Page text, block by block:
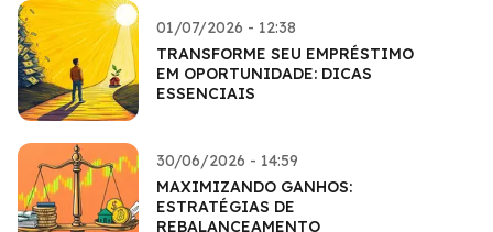
01/07/2026 - 12:38
TRANSFORME SEU EMPRÉSTIMO
EM OPORTUNIDADE: DICAS
ESSENCIAIS
30/06/2026 - 14:59
MAXIMIZANDO GANHOS:
ESTRATÉGIAS DE
REBALANCEAMENTO